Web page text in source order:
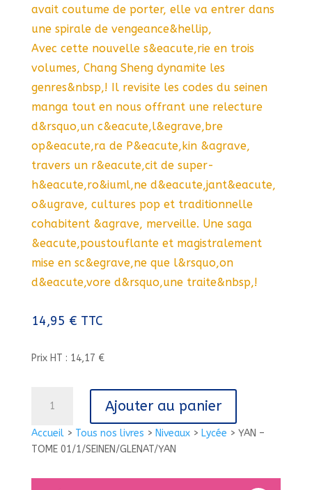
Accueil> Tous nos livres > Niveaux> Lycée > YAN –
TOME 01/1/SEINEN/GLENAT/YAN
avait coutume de porter, elle va entrer dans
une spirale de vengeance&hellip,
Avec cette nouvelle s&eacute,rie en trois
volumes, Chang Sheng dynamite les
genres&nbsp,! Il revisite les codes du seinen
manga tout en nous offrant une relecture
d&rsquo,un c&eacute,l&egrave,bre
op&eacute,ra de P&eacute,kin &agrave,
travers un r&eacute,cit de super-
h&eacute,ro&iuml,ne d&eacute,jant&eacute,
o&ugrave, cultures pop et traditionnelle
cohabitent &agrave, merveille. Une saga
&eacute,poustouflante et magistralement
mise en sc&egrave,ne que l&rsquo,on
d&eacute,vore d&rsquo,une traite&nbsp,!
14,95 € TTC
Prix HT : 14,17 €
YAN
-
Ajouter au panier